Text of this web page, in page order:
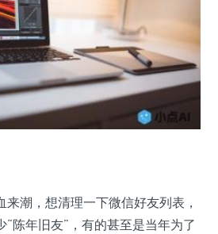
潮，想清理一下微信好友列表，
陈年旧友”，有的甚至是当年为了